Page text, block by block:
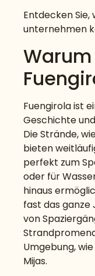
Entdecken Sie,
unternehmen
Fuengirola ist
Geschichte
Die Strände,
bieten
perfekt zum
oder für
hinaus
fast das ganze
von
Umgebung,
Mijas.